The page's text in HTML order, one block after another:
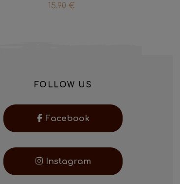
15.90 €
FOLLOW US
Facebook
Instagram